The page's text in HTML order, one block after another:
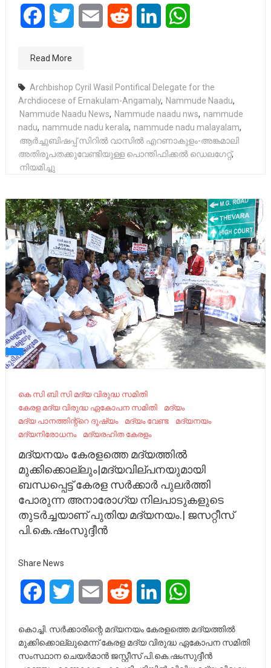
FacebookTwitter Email Reddit LinkedIn
Read More
Archbishop Cyril Wasil Pontifical Delegate for the
Archdiocese of Ernakulam-Angamaly, Nammude Naadu,
Nammude Naadu News, Nammude naadu nws, nammude
nadu, nammude nadu kerala, nammude nadu malayalam,
ആർച്ചുബിഷപ്പ് സിറിൽ വാസിൽ എറണാകുളം-അങ്കമാലി
അതിരൂപതക്കുവേണ്ടിയുള്ള പൊന്തിഫിക്കൽ ഡെലഗേറ്റ്,
നിയമിച്ചു
കെ സി ബി സി മദ്യ വിരുദ്ധ സമിതി
കേരള മദ്യ വിരുദ്ധ ഏകോപന സമിതി
മദ്യം
മദ്യ പാനത്തിന്റ്റെ ദൂഷ്യം
മദ്യം വേണ്ട
മദ്യനയം
മദ്യനിരോധനം
മദ്യരഹിത കേരളം
മദ്യനയം കേരളത്തെ മദ്യത്തിൽ
മുക്കിക്കൊല്ലും|മദ്യവില്പനയുമായി
ബന്ധപ്പെട്ട് കേരള സർക്കാർ പുലർത്തി
പോരുന്ന അനാരോഗ്യ നിലപാടുകളുടെ
തുടർച്ചയാണ് പുതിയ മദ്യനയം.| ജസറ്റീസ്
പി.കെ.ഷംസുദ്ദീൻ
Share News
FacebookTwitter Email Reddit LinkedIn
കൊച്ചി. സർക്കാരിന്റെ മദ്യനയം കേരളത്തെ മദ്യത്തിൽ
മുക്കിക്കൊല്ലുമെന്ന് കേരള മദ്യ വിരുദ്ധ ഏകോപന സമിതി
സംസ്ഥാന ചെയർമാൻ ജസ്റ്റീസ് പി.കെ.ഷംസുദ്ദീൻ